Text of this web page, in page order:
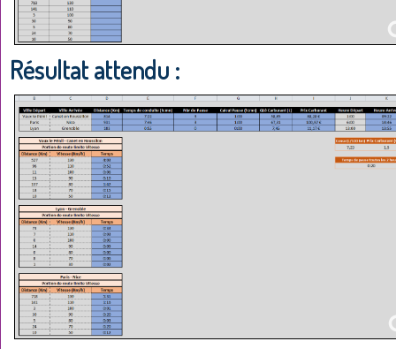
Résultat attendu :